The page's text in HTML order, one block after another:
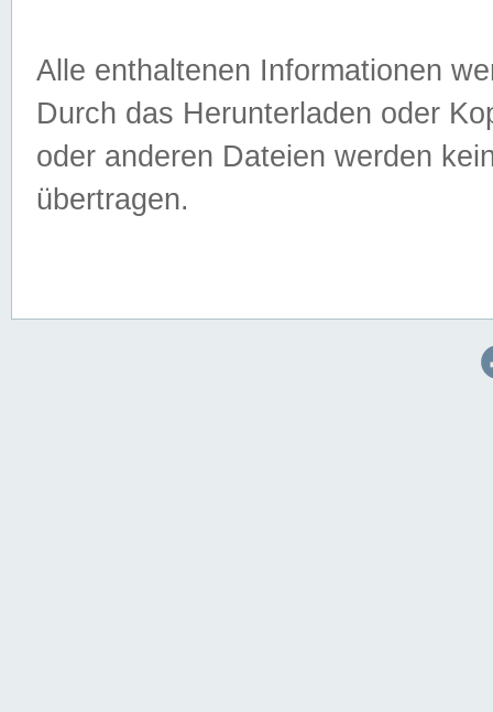
Alle enthaltenen Informationen
Durch das Herunterladen oder
oder anderen Dateien werden
übertragen.